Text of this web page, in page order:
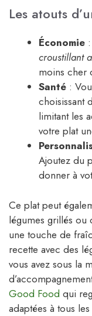
Les atouts
Économie
croustillant
moins cher
Santé :
choisissant
limitant les
votre plat
Ajoutez du
donner à
Ce plat peut
légumes grillés ou
une touche de
recette avec des
vous avez sous la
Good Food qui
adaptées à tous